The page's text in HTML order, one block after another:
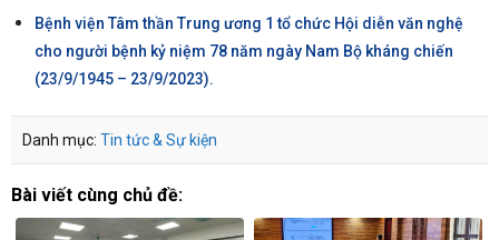
Bệnh viện Tâm thần Trung ương 1 tổ chức Hội diễn văn nghệ
cho người bệnh kỷ niệm 78 năm ngày Nam Bộ kháng chiến
(23/9/1945 – 23/9/2023).
Danh mục: Tin tức & Sự kiện
Bài viết cùng chủ đề: